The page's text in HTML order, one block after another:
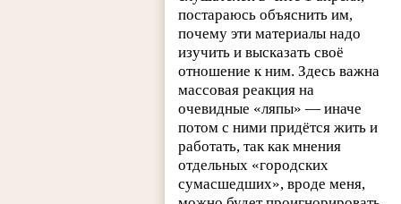
постараюсь объяснить им,
почему эти материалы надо
изучить и высказать своё
отношение к ним. Здесь важна
массовая реакция на
очевидные «ляпы» — иначе
потом с ними придётся жить и
работать, так как мнения
отдельных «городских
сумасшедших», вроде меня,